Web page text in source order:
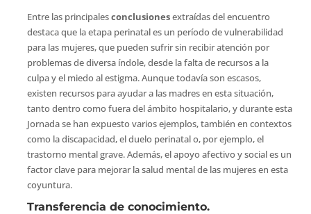
Entre las principalesconclusionesextraídas del encuentro
destaca que la etapa perinatal es un período de vulnerabilidad
para las mujeres, que pueden sufrir sin recibir atención por
problemas de diversa índole, desde la falta de recursos a la
culpa y el miedo al estigma. Aunque todavía son escasos,
existen recursos para ayudar a las madres en esta situación,
tanto dentro como fuera del ámbito hospitalario, y durante esta
Jornada se han expuesto varios ejemplos, también en contextos
como la discapacidad, el duelo perinatal o, por ejemplo, el
trastorno mental grave. Además, el apoyo afectivo y social es un
factor clave para mejorar la salud mental de las mujeres en esta
coyuntura.
Transferencia de conocimiento.